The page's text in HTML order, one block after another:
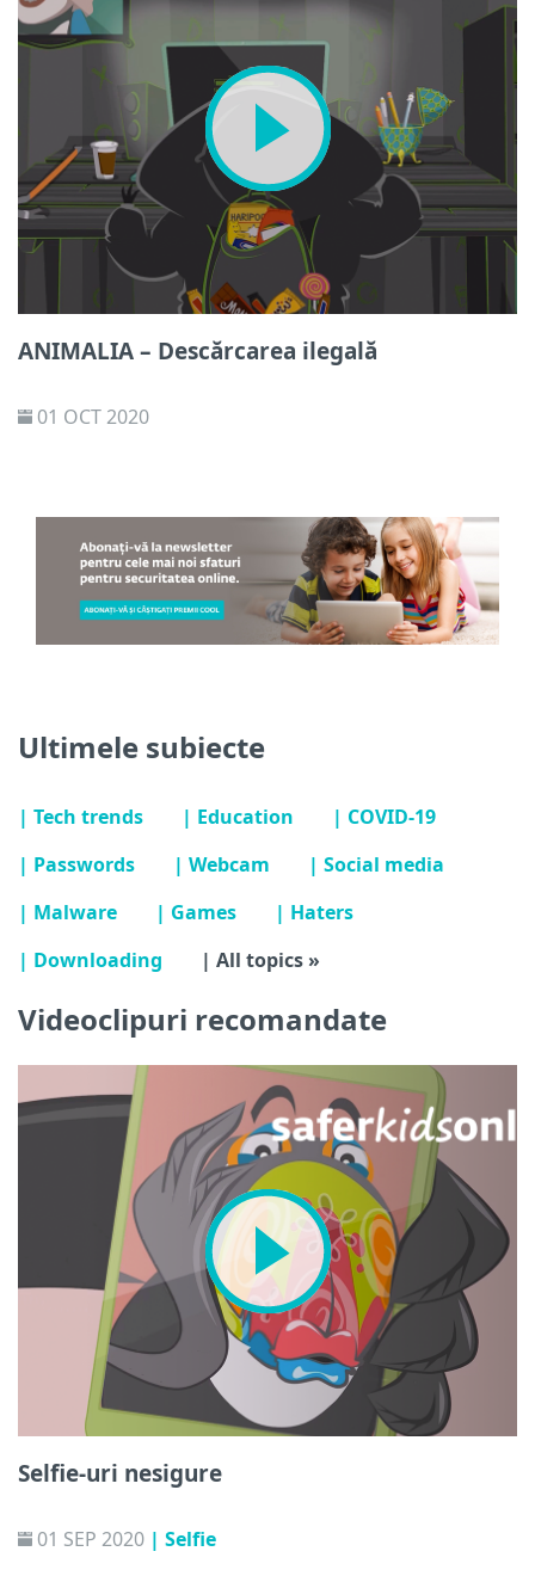
ANIMALIA – Descărcarea ilegală
01 OCT 2020
Ultimele subiecte
| Tech trends | Education
| COVID-19
| Passwords
| Webcam
| Social media
| Malware
| Games
| Haters
| Downloading
| All topics »
Videoclipuri recomandate
Selfie-uri nesigure
01 SEP 2020 | Selfie